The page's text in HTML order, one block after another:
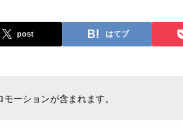
post はてブ
ーションが含まれます。